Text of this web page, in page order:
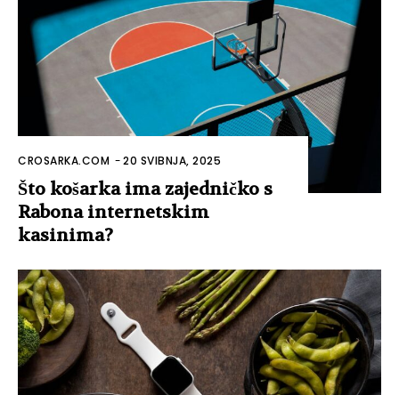
CROSARKA.COM -20 SVIBNJA, 2025
Što košarka ima zajedničko s
Rabona internetskim
kasinima?